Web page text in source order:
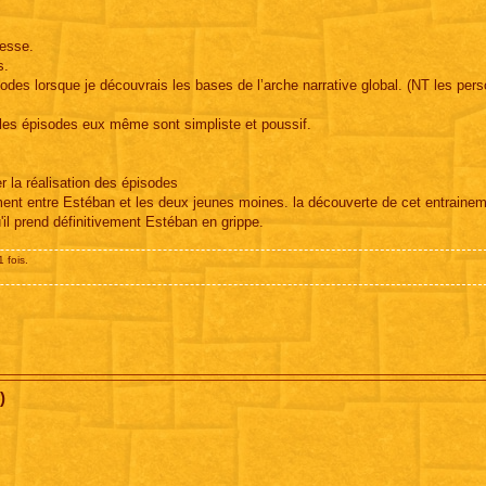
lorsque je découvrais les bases de l’arche narrative global. (NT les
épisodes eux même sont simpliste et poussif.
la réalisation des épisodes
entre Estéban et les deux jeunes moines. la découverte de cet
prend définitivement Estéban en grippe.
fois.